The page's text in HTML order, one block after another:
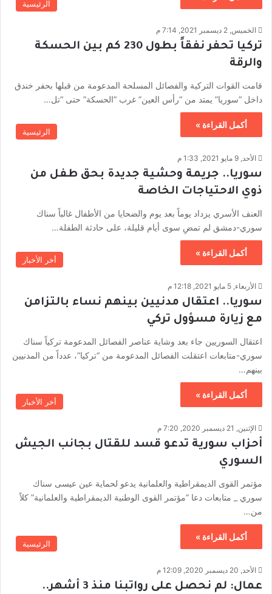
الرئيسية
الخميس, 2 ديسمبر 2021, 7:14 م
تركيا تحفر نفقاً بطول 230 كم بين الحسكة
والرقة
قامت القوات التركية والفصائل المسلحة المدعومة من قبلها بحفر خندق
داخل “سوريا” يمتد من “رأس العين” غرب “الحسكة” حتى “تل…
أكمل القراءة »
الرئيسية
الأحد, 9 مايو 2021, 1:33 م
سوريا.. جريمة وحشية جديدة بحق طفل من
ذوي الاحتياجات الخاصة
العنف الأسري يزداد يوماً بعد يوم والضحايا من الأطفال غالباً سناك
سوري-دمشق لم تمضِ سوى أيام قليلة، على حادثة الطفلة…
أكمل القراءة »
أخر الأخبار
الأربعاء, 5 مايو 2021, 12:18 م
سوريا.. اعتقال مدنيين بينهم نساء بالتزامن
مع زيارة مسؤول تركي
اعتقال السوريين جاء بعد وشاية عناصر الفصائل المدعومة تركياً سناك
سوري-متابعات اعتقلت الفصائل المدعومة من “تركيا”، عدداً من المدنيين
بينهم…
أكمل القراءة »
أخر الأخبار
الإثنين, 21 ديسمبر 2020, 7:20 م
أحزاب سورية تدعو قسد للقتال بجانب الجيش
السوري
مؤتمر القوى الديمقراطية والعلمانية يدعو لحماية عين عيسى سناك
سوري _ متابعات دعا “مؤتمر القوى الوطنية الديمقراطية والعلمانية” كلاً
من…
أكمل القراءة »
الرئيسية
الأحد, 20 ديسمبر 2020, 12:09 م
عمال: لم نحصل على رواتبنا منذ 3 أشهر..